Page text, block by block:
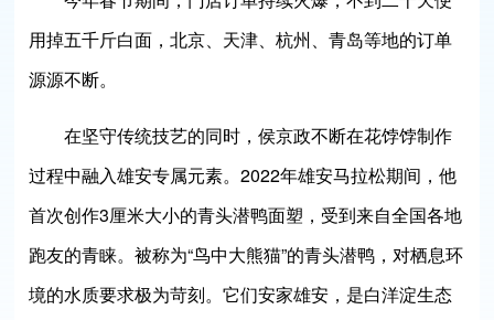
用掉五千斤白面，北京、天津、杭州、青岛等地的订单
源源不断。
在坚守传统技艺的同时，侯京政不断在花饽饽制作
过程中融入雄安专属元素。2022年雄安马拉松期间，他
首次创作3厘米大小的青头潜鸭面塑，受到来自全国各地
跑友的青睐。被称为“鸟中大熊猫”的青头潜鸭，对栖息环
境的水质要求极为苛刻。它们安家雄安，是白洋淀生态